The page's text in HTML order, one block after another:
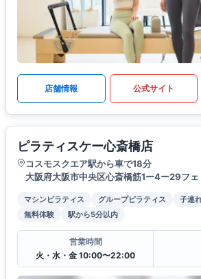
店舗情報 公式サイト
ピラティスケー心斎橋店
コスモスクエア駅から車で18分
大阪府大阪市中央区心斎橋筋1ー4ー29フ
マシンピラティス グループピラティス 子連
無料体験
駅から5分以内
営業時間
火・水・金 10:00〜22:00